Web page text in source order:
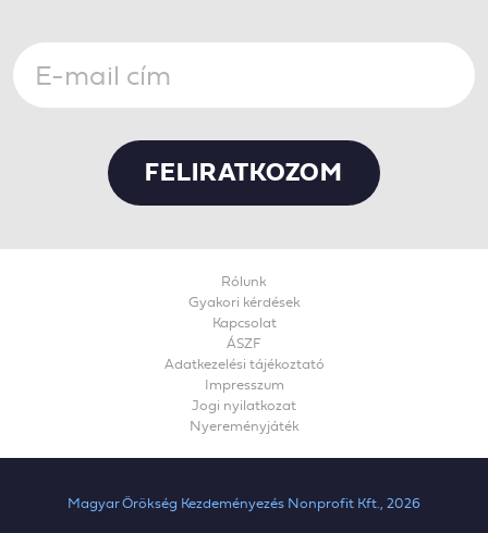
Magyar Örökség Kezdeményezés Nonprofit Kft., 2026
Rólunk
Gyakori kérdések
Kapcsolat
ÁSZF
Adatkezelési tájékoztató
Impresszum
Jogi nyilatkozat
Nyereményjáték